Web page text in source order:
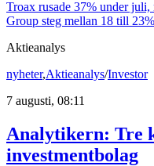
Troax rusade 37% under
Group steg mellan 18 till
Aktieanalys
nyheter,Aktieanalys/Investor
7 augusti, 08:11
Analytikern: Tre
investmentbolag